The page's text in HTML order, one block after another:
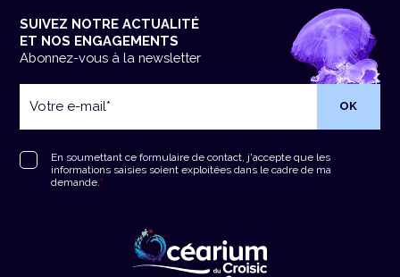
SUIVEZ NOTRE ACTUALITÉ
ET NOS ENGAGEMENTS
Abonnez-vous à la newsletter
e-
RGPD*
En soumettant ce formulaire de contact, j'accepte que les
informations saisies soient exploitées dans le cadre de ma
demande. *